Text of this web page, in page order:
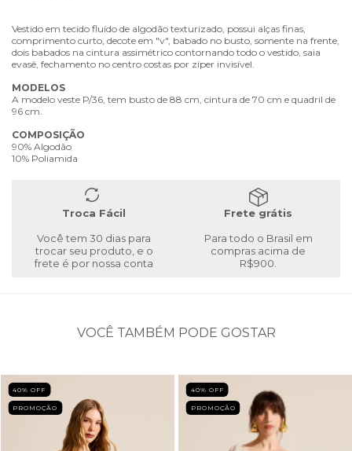
Vestido em tecido fluído de algodão texturizado, possui alças finas,
comprimento curto, decote em "v", babado no busto, somente na frente,
dois babados na cintura assimétrico contornando todo o vestido, saia
evasê, fechamento no centro costas por zíper invisível.
MODELOS
A modelo veste P/36, tem busto de 88 cm, cintura de 70 cm e quadril de
96 cm.
COMPOSIÇÃO
90% Algodão
10% Poliamida
Troca Fácil
Você tem 30 dias para
trocar seu produto, e o
frete é por nossa conta
Frete grátis
Para todo o Brasil em
compras acima de
R$900.
VOCÊ TAMBÉM PODE GOSTAR
40% OFF
PROMOÇÃO
40% OFF
PROMOÇÃO